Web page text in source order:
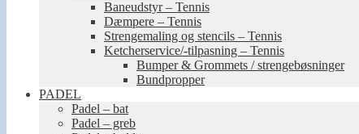
Baneudstyr – Tennis
Dæmpere – Tennis
Strengemaling og stencils – Tennis
Ketcherservice/-tilpasning – Tennis
Bumper & Grommets / strengebøsninger
Bundpropper
PADEL
Padel – bat
Padel – greb